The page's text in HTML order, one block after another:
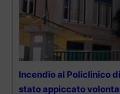
Incendio al Policlinico
stato appiccato